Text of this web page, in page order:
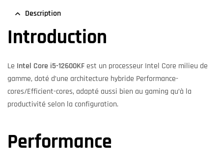
Description
Introduction
Le Intel Core i5-12600KF est un processeur Intel Core milieu de
gamme, doté d’une architecture hybride Performance-
cores/Efficient-cores, adapté aussi bien au gaming qu’à la
productivité selon la configuration.
Performance